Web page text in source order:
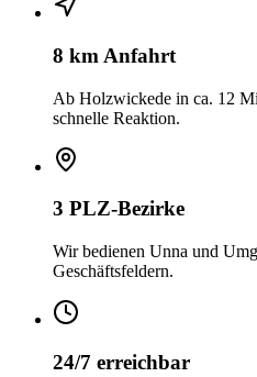
8 km Anfahrt
Ab Holzwickede in ca. 12
schnelle Reaktion.
3 PLZ-Bezirke
Wir bedienen Unna und
Geschäftsfeldern.
24/7 erreichbar